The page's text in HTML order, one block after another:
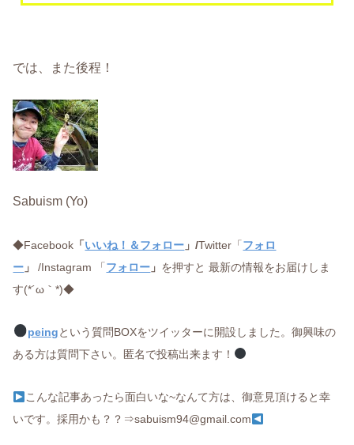
では、また後程！
Sabuism (Yo)
◆Facebook 「 いいね！＆フォロー 」/Twitter「 フォロ
ー 」/Instagram 「 フォロー 」 を押すと 最新の情報をお届けしま
す(*´ω｀*)◆
peingという質問BOXをツイッターに開設しました。御興味の
ある方は質問下さい。匿名で投稿出来ます！
こんな記事あったら面白いな~なんて方は、御意見頂けると幸
いです。採用かも？？⇒sabuism94@gmail.com